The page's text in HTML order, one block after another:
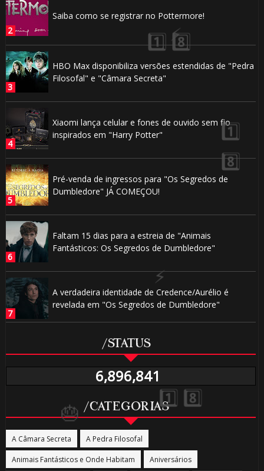
Saiba como se registrar no Pottermore!
HBO Max disponibiliza versões estendidas de "Pedra
Filosofal" e "Câmara Secreta"
Xiaomi lança celular e fones de ouvido sem fio
inspirados em "Harry Potter"
Pré-venda de ingressos para "Os Segredos de
Dumbledore" JÁ COMEÇOU!
Faltam 15 dias para a estreia de "Animais
Fantásticos: Os Segredos de Dumbledore"
A verdadeira identidade de Credence/Aurélio é
revelada em "Os Segredos de Dumbledore"
/STATUS
6,896,841
/CATEGORIAS
A Câmara Secreta A Pedra Filosofal
Animais Fantásticos e Onde Habitam Aniversários
1️⃣ 8️⃣
🎂